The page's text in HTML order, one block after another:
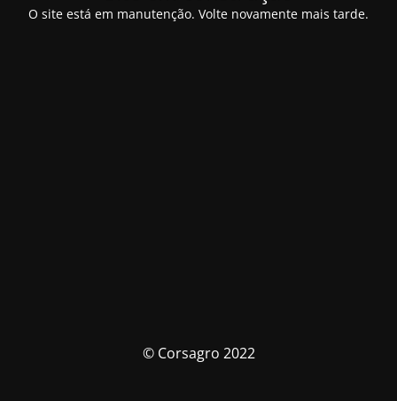
O site está em manutenção. Volte novamente mais tarde.
© Corsagro 2022